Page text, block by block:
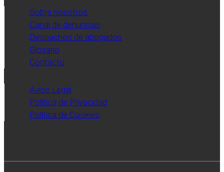
Sobre nosotros
Canal de denuncias
Despachos de abogados
Glosario
Contacto
Aviso Legal
Política de Privacidad
Política de Cookies